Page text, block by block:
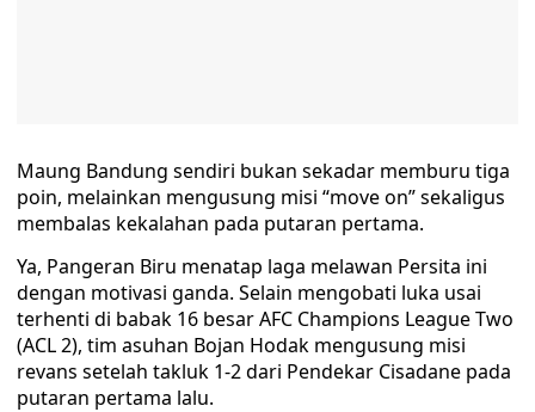
Maung Bandung sendiri bukan sekadar memburu tiga
poin, melainkan mengusung misi “move on” sekaligus
membalas kekalahan pada putaran pertama.
Ya, Pangeran Biru menatap laga melawan Persita ini
dengan motivasi ganda. Selain mengobati luka usai
terhenti di babak 16 besar AFC Champions League Two
(ACL 2), tim asuhan Bojan Hodak mengusung misi
revans setelah takluk 1-2 dari Pendekar Cisadane pada
putaran pertama lalu.